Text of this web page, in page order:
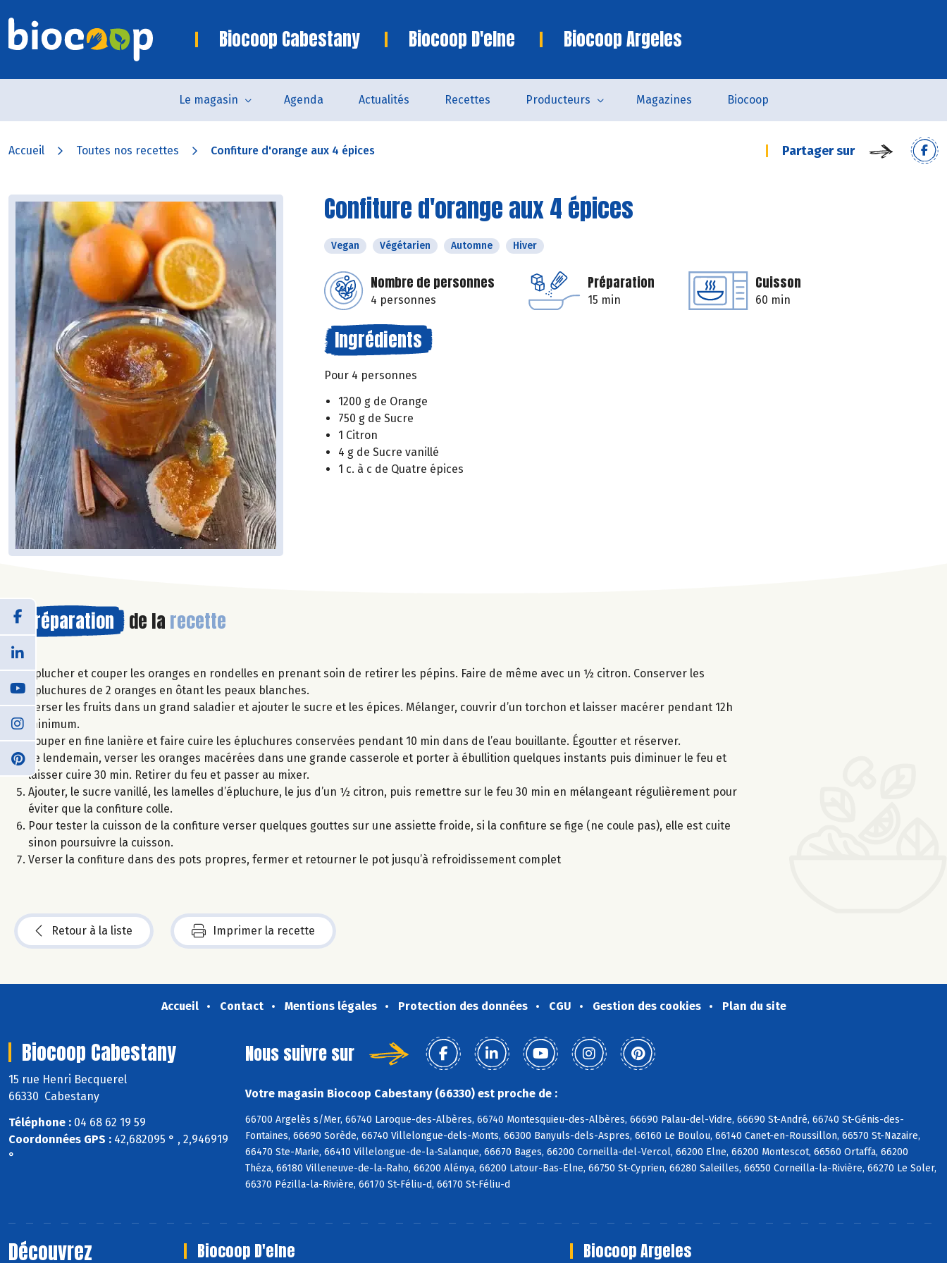
Biocoop Cabestany Biocoop D'elne Biocoop Argeles
Le magasin Agenda Actualités Recettes Producteurs Magazines Biocoop
Accueil Toutes nos recettes Confiture d'orange aux 4 épices Partager sur
Confiture d'orange aux 4 épices
Vegan Végétarien Automne Hiver
Nombre de personnes
4 personnes
Préparation
15 min
Cuisson
60 min
Ingrédients
Pour 4 personnes
1200 g de Orange
750 g de Sucre
1 Citron
4 g de Sucre vanillé
1 c. à c de Quatre épices
Préparation de la recette
Eplucher et couper les oranges en rondelles en prenant soin de retirer les pépins. Faire de même avec un ½ citron. Conserver les
épluchures de 2 oranges en ôtant les peaux blanches.
Verser les fruits dans un grand saladier et ajouter le sucre et les épices. Mélanger, couvrir d’un torchon et laisser macérer pendant 12h
minimum.
Couper en fine lanière et faire cuire les épluchures conservées pendant 10 min dans de l’eau bouillante. Égoutter et réserver.
Le lendemain, verser les oranges macérées dans une grande casserole et porter à ébullition quelques instants puis diminuer le feu et
laisser cuire 30 min. Retirer du feu et passer au mixer.
Ajouter, le sucre vanillé, les lamelles d’épluchure, le jus d’un ½ citron, puis remettre sur le feu 30 min en mélangeant régulièrement pour
éviter que la confiture colle.
Pour tester la cuisson de la confiture verser quelques gouttes sur une assiette froide, si la confiture se fige (ne coule pas), elle est cuite
sinon poursuivre la cuisson.
Verser la confiture dans des pots propres, fermer et retourner le pot jusqu’à refroidissement complet
Retour à la liste Imprimer la recette
Accueil Contact Mentions légales Protection des données CGU Gestion des cookies Plan du site
Biocoop Cabestany
15 rue Henri Becquerel
66330 Cabestany
Téléphone : 04 68 62 19 59
Coordonnées GPS : 42,682095 ° , 2,946919
°
Nous suivre sur
Votre magasin Biocoop Cabestany (66330) est proche de :
66700 Argelès s/Mer, 66740 Laroque-des-Albères, 66740 Montesquieu-des-Albères, 66690 Palau-del-Vidre, 66690 St-André, 66740 St-Génis-des-
Fontaines, 66690 Sorède, 66740 Villelongue-dels-Monts, 66300 Banyuls-dels-Aspres, 66160 Le Boulou, 66140 Canet-en-Roussillon, 66570 St-Nazaire,
66470 Ste-Marie, 66410 Villelongue-de-la-Salanque, 66670 Bages, 66200 Corneilla-del-Vercol, 66200 Elne, 66200 Montescot, 66560 Ortaffa, 66200
Théza, 66180 Villeneuve-de-la-Raho, 66200 Alénya, 66200 Latour-Bas-Elne, 66750 St-Cyprien, 66280 Saleilles, 66550 Corneilla-la-Rivière, 66270 Le Soler,
66370 Pézilla-la-Rivière, 66170 St-Féliu-d, 66170 St-Féliu-d
Découvrez Biocoop D'elne Biocoop Argeles